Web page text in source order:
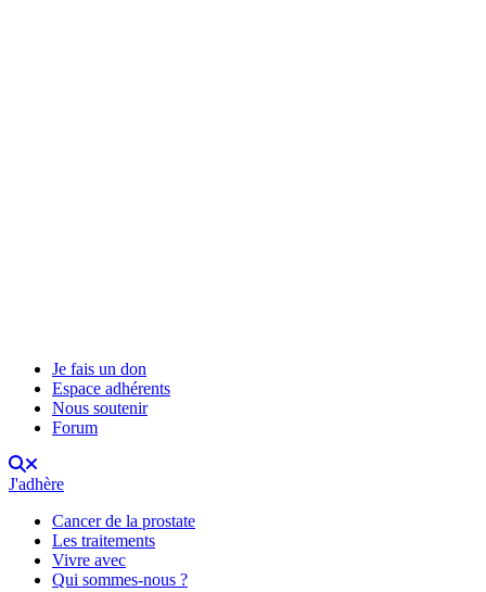
Je fais un don
Espace adhérents
Nous soutenir
Forum
J'adhère
Cancer de la prostate
Les traitements
Vivre avec
Qui sommes-nous ?